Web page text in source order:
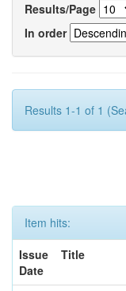
Results/Page
In order
Results 1-1 of 1
Item hits:
Issue
Date
Title